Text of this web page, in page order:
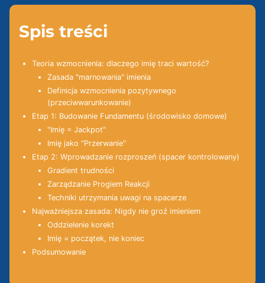
Spis treści
Teoria wzmocnienia: dlaczego imię traci wartość?
Zasada "marnowania" imienia
Definicja wzmocnienia pozytywnego
(przeciwwarunkowanie)
Etap 1: Budowanie Fundamentu (środowisko domowe)
"Imię = Jackpot"
Imię jako "Przerwanie"
Etap 2: Wprowadzanie rozproszeń (spacer kontrolowany)
Gradient trudności
Zarządzanie Progiem Reakcji
Techniki utrzymania uwagi na spacerze
Najważniejsza zasada: Nigdy nie groź imieniem
Oddzielenie korekt
Imię = początek, nie koniec
Podsumowanie